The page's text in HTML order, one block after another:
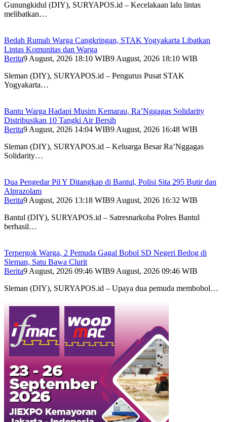
Gunungkidul (DIY), SURYAPOS.id – Kecelakaan lalu lintas
melibatkan…
Bedah Rumah Warga Cangkringan, STAK Yogyakarta Libatkan
Lintas Komunitas dan Warga
Berita9 August, 2026 18:10 WIB9 August, 2026 18:10 WIB
Sleman (DIY), SURYAPOS.id – Pengurus Pusat STAK
Yogyakarta…
Bantu Warga Hadapi Musim Kemarau, Ra’Nggagas Solidarity
Distribusikan 10 Tangki Air Bersih
Berita9 August, 2026 14:04 WIB9 August, 2026 16:48 WIB
Sleman (DIY), SURYAPOS.id – Keluarga Besar Ra’Nggagas
Solidarity…
Dua Pengedar Pil Y Ditangkap di Bantul, Polisi Sita 295 Butir dan
Alprazolam
Berita9 August, 2026 13:18 WIB9 August, 2026 16:32 WIB
Bantul (DIY), SURYAPOS.id – Satresnarkoba Polres Bantul
berhasil…
Terpergok Warga, 2 Pemuda Gagal Bobol SD Negeri Bedog di
Sleman, Satu Bawa Clurit
Berita9 August, 2026 09:46 WIB9 August, 2026 09:46 WIB
Sleman (DIY), SURYAPOS.id – Upaya dua pemuda membobol…